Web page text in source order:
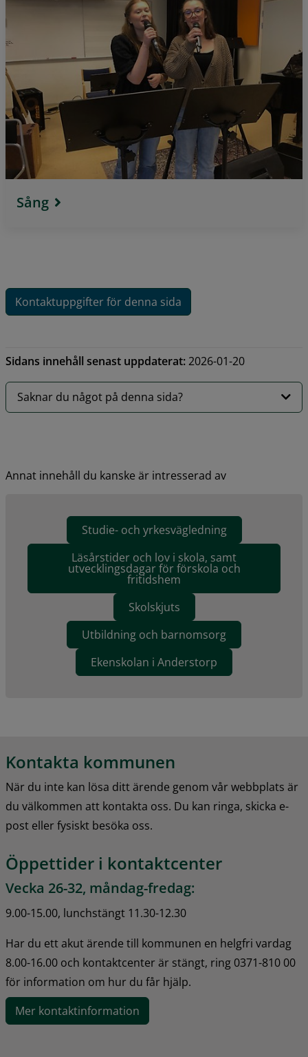
Sång
Kontaktuppgifter för denna sida
Sidans innehåll senast uppdaterat:2026-01-20
Saknar du något på denna sida?
Annat innehåll du kanske är intresserad av
Studie- och yrkesvägledning
Läsårstider och lov i skola, samt
utvecklingsdagar för förskola och
fritidshem
Skolskjuts
Utbildning och barnomsorg
Ekenskolan i Anderstorp
Kontakta kommunen
När du inte kan lösa ditt ärende genom vår webbplats är
du välkommen att kontakta oss. Du kan ringa, skicka e-
post eller fysiskt besöka oss.
Öppettider i kontaktcenter
Vecka 26-32, måndag-fredag:
9.00-15.00, lunchstängt 11.30-12.30
Har du ett akut ärende till kommunen en helgfri vardag
8.00-16.00 och kontaktcenter är stängt, ring 0371-810 00
för information om hur du får hjälp.
Mer kontaktinformation